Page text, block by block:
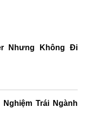
Nhưng Không Đi
Trái Ngành